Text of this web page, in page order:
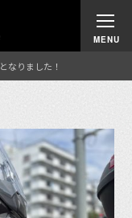
なりました！